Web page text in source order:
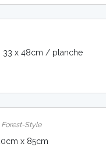
33 x 48cm / planche
Forest-Style
x 85cm